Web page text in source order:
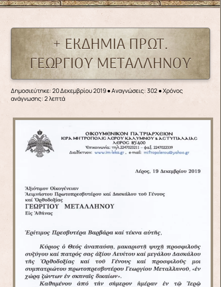
+ ΕΚΔΗΜΙΑ ΠΡΩΤ.
ΓΕΩΡΓΙΟΥ ΜΕΤΑΛΛΗΝΟΥ
Δημοσιεύτηκε: 20 Δεκεμβρίου 2019●Αναγνώσεις: 302● Χρόνος
ανάγνωσης: 2 λεπτά